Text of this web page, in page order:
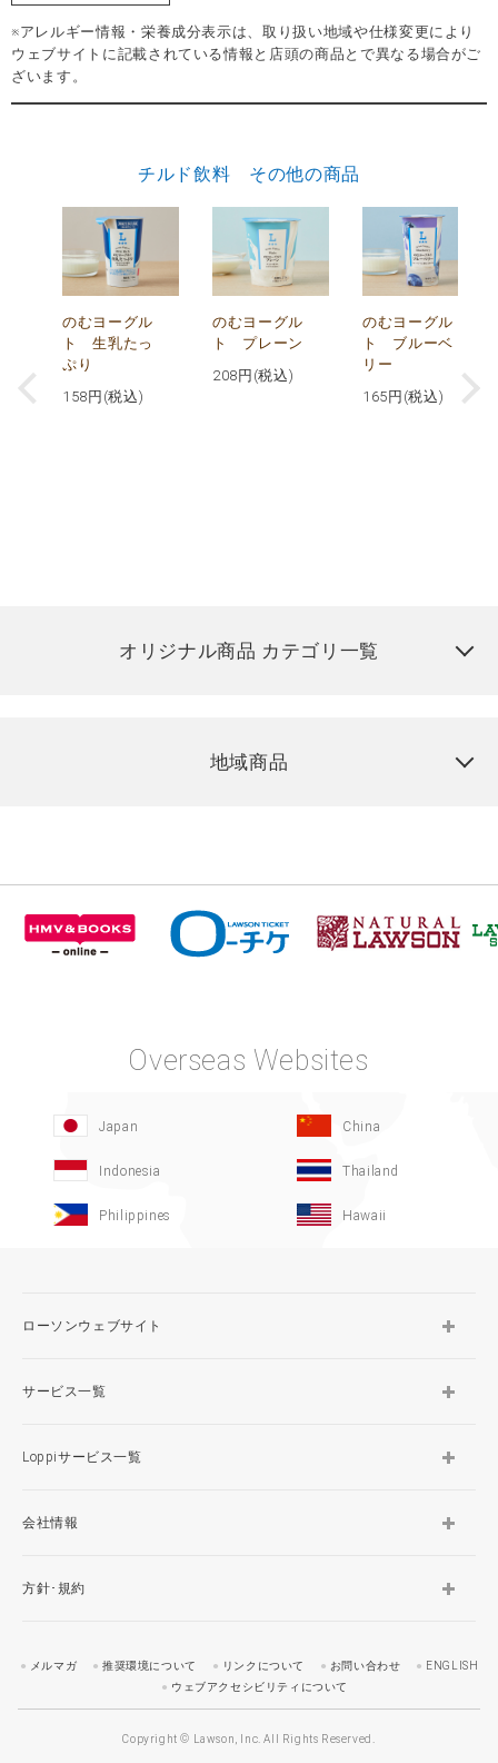
※アレルギー情報・栄養成分表示は、取り扱い地域や仕様変更により
ウェブサイトに記載されている情報と店頭の商品とで異なる場合がご
ざいます。
チルド飲料 その他の商品
のむヨーグル
ト 生乳たっ
ぷり
158 円(税込)
のむヨーグル
ト プレーン
208 円(税込)
のむヨーグル
ト ブルーベ
リー
165 円(税込)
オリジナル商品 カテゴリ一覧
地域商品
Overseas Websites
Japan China
Indonesia Thailand
Philippines Hawaii
ローソンウェブサイト
サービス一覧
Loppiサービス一覧
会社情報
方針･規約
メルマガ 推奨環境について リンクについて お問い合わせ
ENGLISH
ウェブアクセシビリティについて
Copyright © Lawson, Inc. All Rights Reserved.